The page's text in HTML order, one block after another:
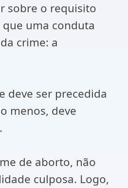
sobre o requisito
uma conduta
crime: a
deve ser precedida
menos, deve
de aborto, não
culposa. Logo,